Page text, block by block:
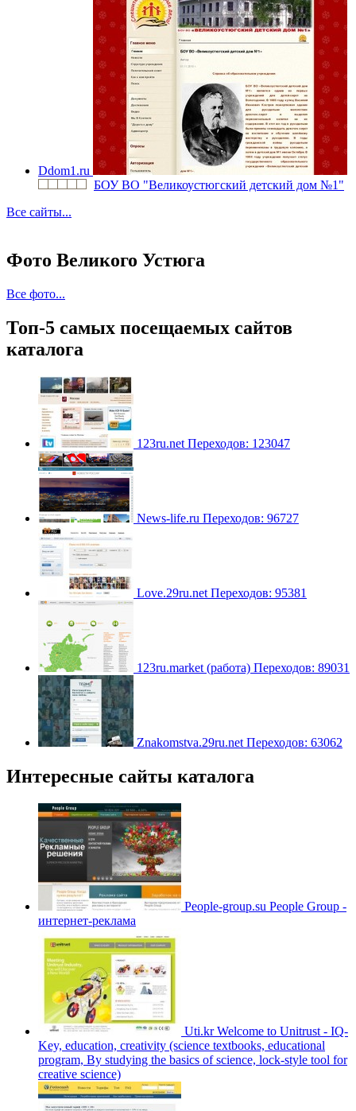
Ddom1.ru
БОУ ВО "Великоустюгский детский дом №1"
Все сайты...
Фото Великого Устюга
Все фото...
Топ-5 самых посещаемых сайтов
каталога
123ru.net Переходов: 123047
News-life.ru Переходов: 96727
Love.29ru.net Переходов: 95381
123ru.market (работа) Переходов: 89031
Znakomstva.29ru.net Переходов: 63062
Интересные сайты каталога
People-group.su People Group -
интернет-реклама
Uti.kr Welcome to Unitrust - IQ-
Key, education, creativity (science textbooks, educational
program, By studying the basics of science, lock-style tool for
creative science)